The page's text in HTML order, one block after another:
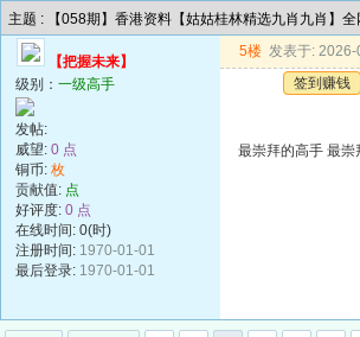
主题 : 【058期】香港资料【姑姑桂林精选九肖九肖】全
【把握未来】
级别： 一级高手
发帖:
威望: 0 点
铜币: 枚
贡献值: 点
好评度: 0 点
在线时间: 0(时)
注册时间: 1970-01-01
最后登录: 1970-01-01
5楼 发表于:
签到赚钱
最崇拜的高手 最